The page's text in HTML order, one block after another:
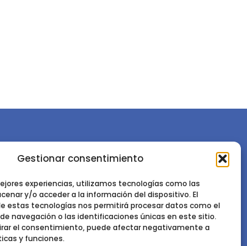
Gestionar consentimiento
experiencias, utilizamos tecnologías como las
y/o acceder a la información del dispositivo. El
estas tecnologías nos permitirá procesar datos como el
navegación o las identificaciones únicas en este sitio.
el consentimiento, puede afectar negativamente a
y funciones.
Española de Ciencias Forestales
Instituto de Ciencias Forestales, INIA-CSIC
Ctra. de la Coruña km 7,5 - 28040 Madrid